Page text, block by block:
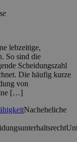
lebzeitige,
So sind die
Scheidungszahl
Die häufig kurze
von
[…]
Nacheheliche